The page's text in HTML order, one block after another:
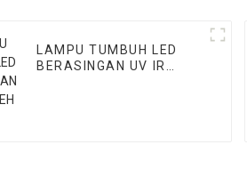
LAMPU TUMBUH LED
BERASINGAN UV IR